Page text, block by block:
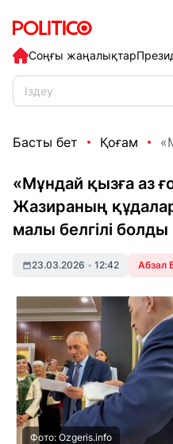
Соңғы жаңалықтар
Басты бет Қоғам
«Мұндай қызға аз
Жазираның
малы белгілі болды
23.03.2026 • 12:42
Фото: Ozgeris.info